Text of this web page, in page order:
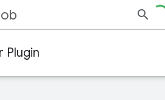
Plugin